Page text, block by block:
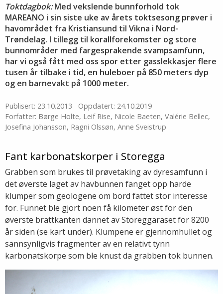
Toktdagbok:Med vekslende bunnforhold tok
MAREANO i sin siste uke av årets toktsesong prøver i
havområdet fra Kristiansund til Vikna i Nord-
Trøndelag. I tillegg til korallforekomster og store
bunnområder med fargesprakende svampsamfunn,
har vi også fått med oss spor etter gasslekkasjer flere
tusen år tilbake i tid, en huleboer på 850 meters dyp
og en barnevakt på 1000 meter.
Publisert: 23.10.2013
Oppdatert: 24.10.2019
Forfatter: Børge Holte, Leif Rise, Nicole Baeten, Valérie Bellec,
Josefina Johansson, Ragni Olssøn, Anne Sveistrup
Fant karbonatskorper i Storegga
Grabben som brukes til prøvetaking av dyresamfunn i
det øverste laget av havbunnen fanget opp harde
klumper som geologene om bord fattet stor interesse
for. Funnet ble gjort noen få kilometer øst for den
øverste brattkanten dannet av Storeggaraset for 8200
år siden (se kart under). Klumpene er gjennomhullet og
sannsynligvis fragmenter av en relativt tynn
karbonatskorpe som ble knust da grabben tok bunnen.